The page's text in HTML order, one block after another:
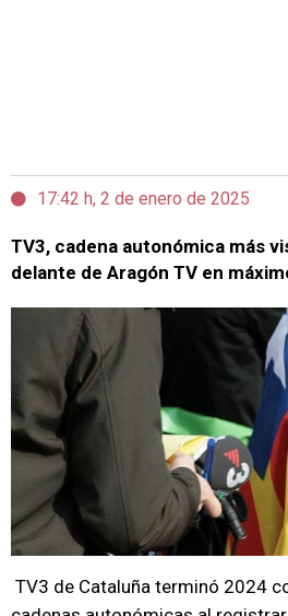
17:42 h, 2 de enero de 2025
TV3, cadena autonómica más
delante de Aragón TV en
TV3 de Cataluña terminó 2024